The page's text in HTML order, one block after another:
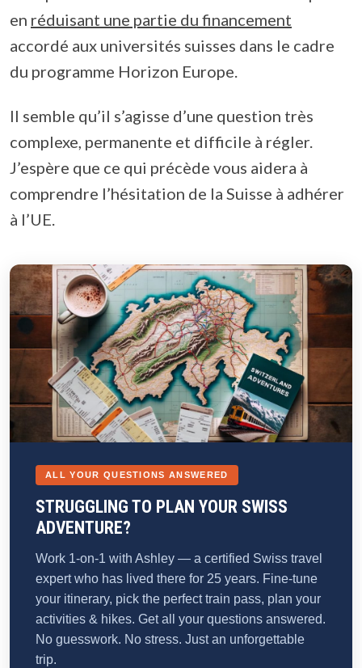
en réduisant une partie du financement
accordé aux universités suisses dans le cadre
du programme Horizon Europe.
Il semble qu’il s’agisse d’une question très
complexe, permanente et difficile à régler.
J’espère que ce qui précède vous aidera à
comprendre l’hésitation de la Suisse à adhérer
à l’UE.
ALL YOUR QUESTIONS ANSWERED
STRUGGLING TO PLAN YOUR SWISS
ADVENTURE?
Work 1-on-1 with Ashley — a certified Swiss travel
expert who has lived there for 25 years. Fine-tune
your itinerary, pick the perfect train pass, plan your
activities & hikes. Get all your questions answered.
No guesswork. No stress. Just an unforgettable
trip.